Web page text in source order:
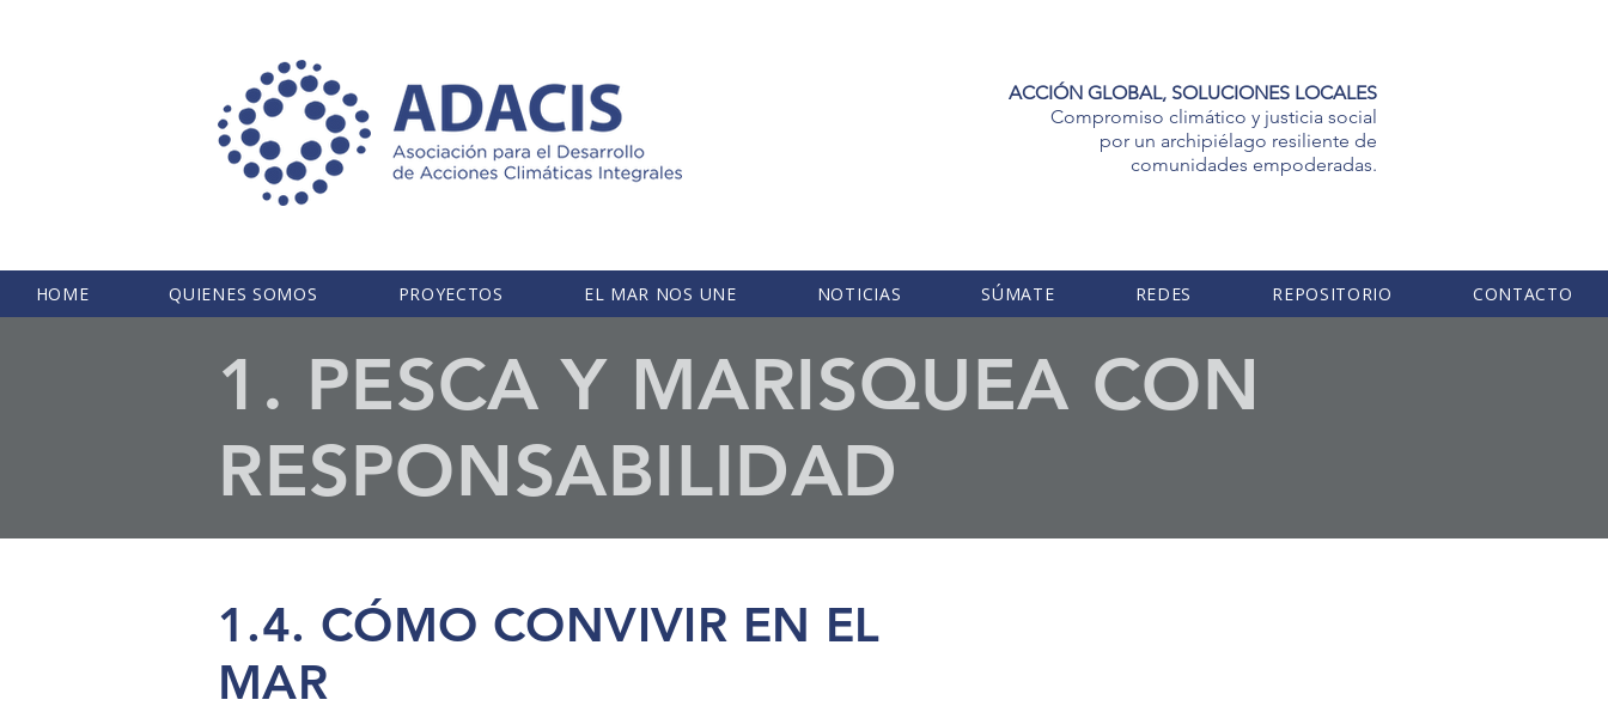
ACCIÓN GLOBAL, SOLUCIONES LOCALES
Compromiso climático y justicia social
por un archipiélago resiliente de
comunidades empoderadas.
HOME QUIENES SOMOS PROYECTOS EL MAR NOS UNE NOTICIAS SÚMATE REDES REPOSITORIO CONTACTO
1. PESCA Y MARISQUEA CON
RESPONSABILIDAD
1.4. CÓMO CONVIVIR EN EL
MAR